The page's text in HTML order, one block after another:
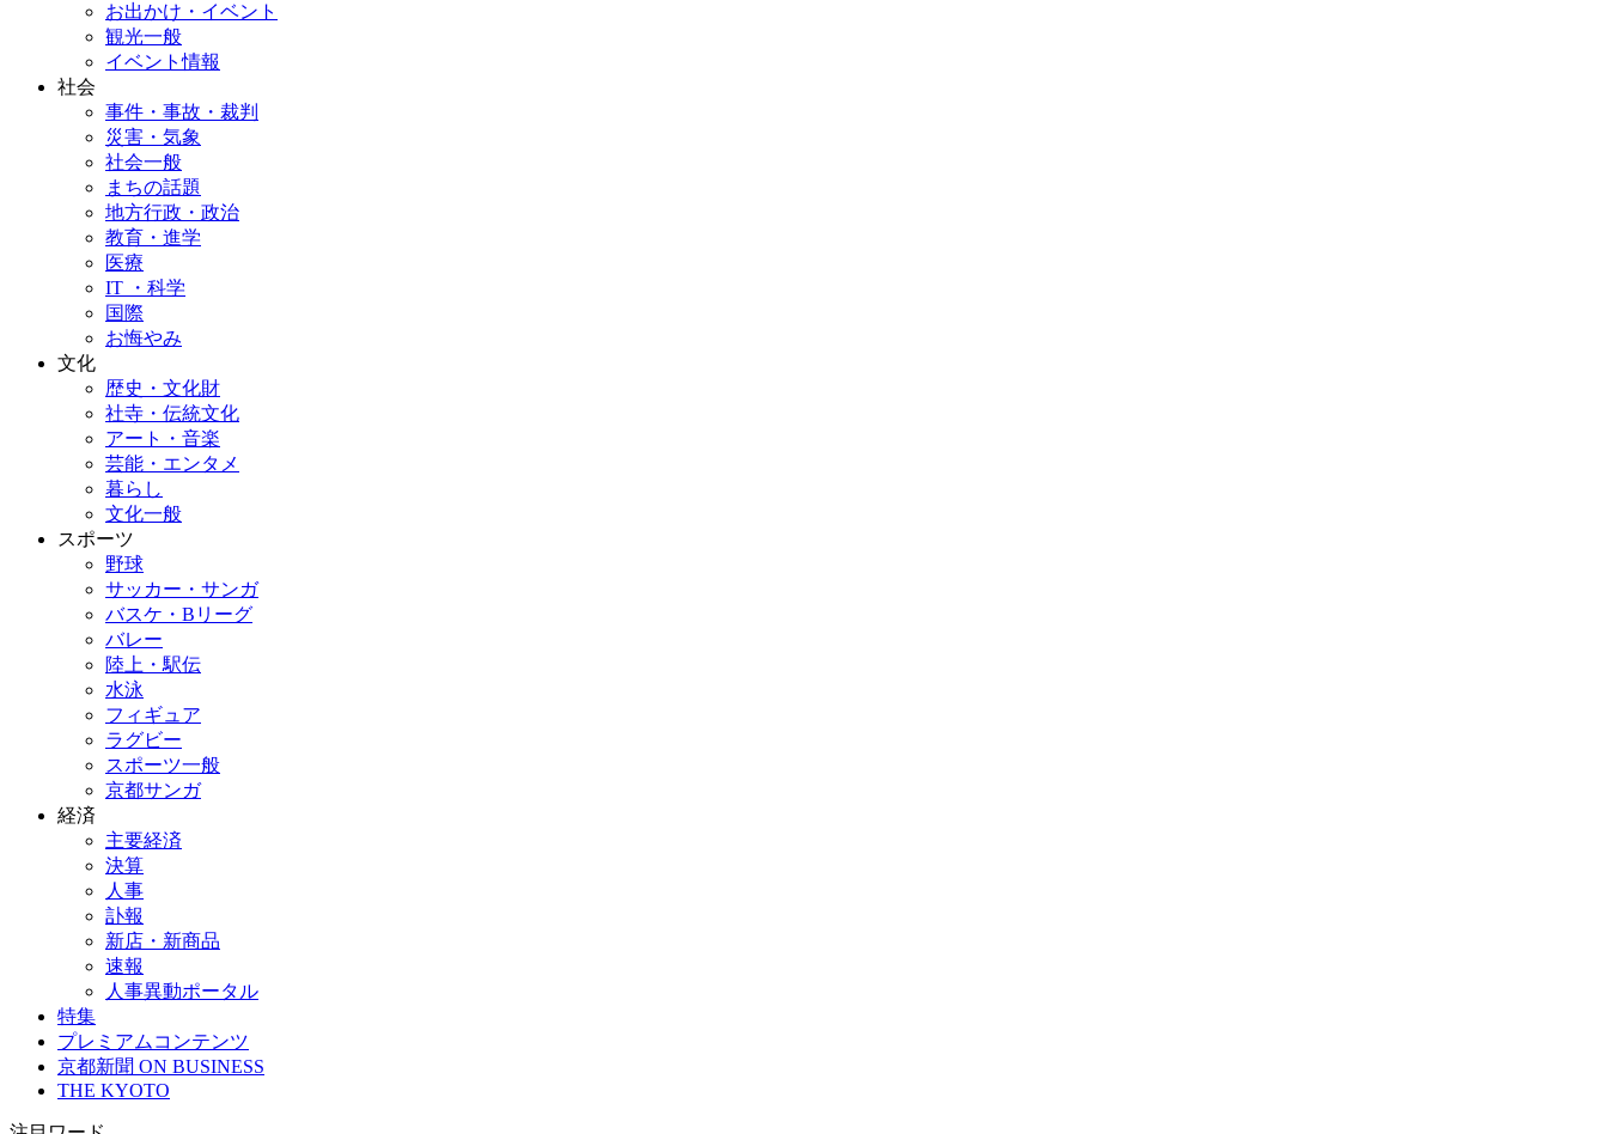
お出かけ・イベント
観光一般
イベント情報
社会
事件・事故・裁判
災害・気象
社会一般
まちの話題
地方行政・政治
教育・進学
医療
IT ・科学
国際
お悔やみ
文化
歴史・文化財
社寺・伝統文化
アート・音楽
芸能・エンタメ
暮らし
文化一般
スポーツ
野球
サッカー・サンガ
バスケ・Bリーグ
バレー
陸上・駅伝
水泳
フィギュア
ラグビー
スポーツ一般
京都サンガ
経済
主要経済
決算
人事
訃報
新店・新商品
速報
人事異動ポータル
特集
プレミアムコンテンツ
京都新聞 ON BUSINESS
THE KYOTO